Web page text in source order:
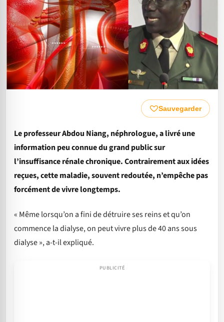
Sauvegarder
Le professeur Abdou Niang, néphrologue, a livré une
information peu connue du grand public sur
l’insuffisance rénale chronique. Contrairement aux idées
reçues, cette maladie, souvent redoutée, n’empêche pas
forcément de vivre longtemps.
« Même lorsqu’on a fini de détruire ses reins et qu’on
commence la dialyse, on peut vivre plus de 40 ans sous
dialyse », a-t-il expliqué.